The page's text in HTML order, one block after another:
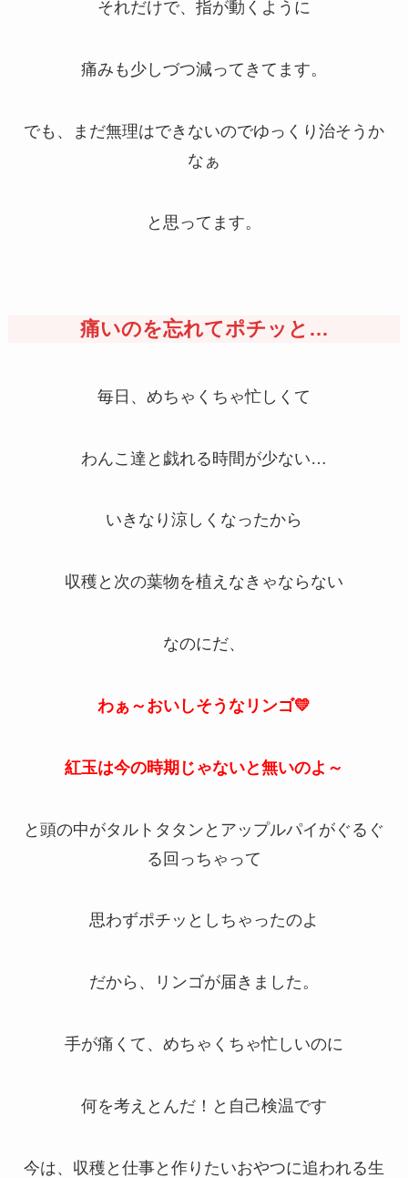
それだけで、指が動くように
痛みも少しづつ減ってきてます。
でも、まだ無理はできないのでゆっくり治そうか
なぁ
と思ってます。
痛いのを忘れてポチッと…
毎日、めちゃくちゃ忙しくて
わんこ達と戯れる時間が少ない…
いきなり涼しくなったから
収穫と次の葉物を植えなきゃならない
なのにだ、
わぁ～おいしそうなリンゴ💛
紅玉は今の時期じゃないと無いのよ～
と頭の中がタルトタタンとアップルパイがぐるぐ
る回っちゃって
思わずポチッとしちゃったのよ
だから、リンゴが届きました。
手が痛くて、めちゃくちゃ忙しいのに
何を考えとんだ！と自己検温です
今は、収穫と仕事と作りたいおやつに追われる生